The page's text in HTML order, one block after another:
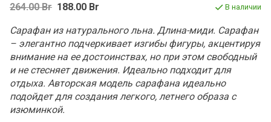
264.00 Br 188.00 Br В наличии
Сарафан из натурального льна. Длина-миди. Сарафан
– элегантно подчеркивает изгибы фигуры, акцентируя
внимание на ее достоинствах, но при этом свободный
и не стесняет движения. Идеально подходит для
отдыха. Авторская модель сарафана идеально
подойдет для создания легкого, летнего образа с
изюминкой.